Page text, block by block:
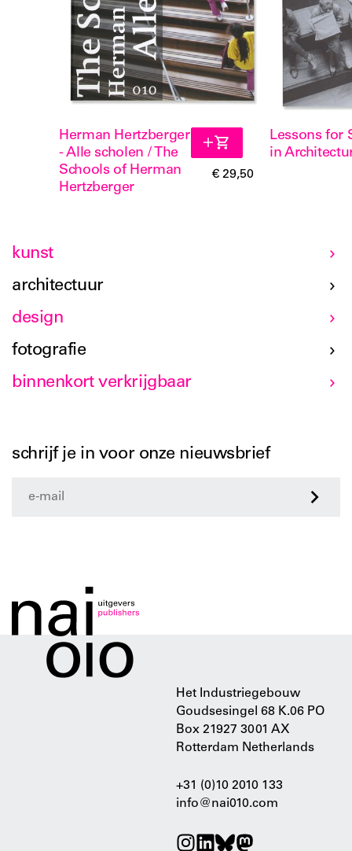
Herman Hertzberger
- Alle scholen / The
Schools of Herman
Hertzberger
€ 29,50
Lessons for
in
kunst
architectuur
design
fotografie
binnenkort verkrijgbaar
schrijf je in voor onze nieuwsbrief
Het Industriegebouw
Goudsesingel 68 K.06 PO
Box 21927 3001 AX
Rotterdam Netherlands
+31 (0)10 2010 133
info@nai010.com